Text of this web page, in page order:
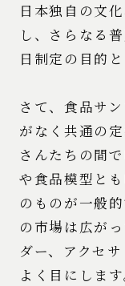
日本独自の文
し、さらなる
日制定の目的
さて、食品サ
がなく共通の
さんたちの間
や食品模型と
のものが一般
の市場は広が
ダー、アクセ
よく目にします